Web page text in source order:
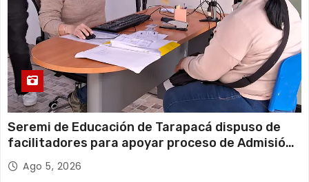
Seremi de Educación de Tarapacá dispuso de
facilitadores para apoyar proceso de Admisión
Escolar 2027
Ago 5, 2026